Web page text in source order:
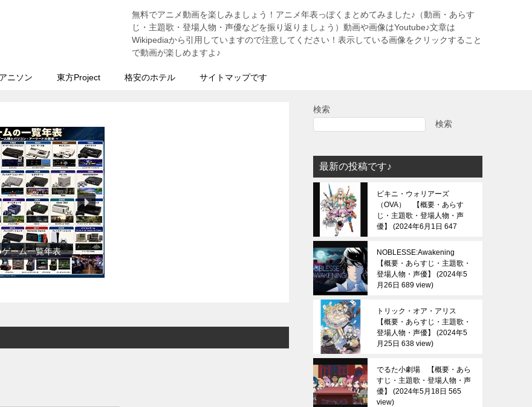
無料でアニメ動画を楽しみましょう！アニメ年表っぽくまとめてみました♪（動画・あらす
じ・主題歌・登場人物・声優などを振り返りましょう）動画や画像はYoutube♪文章は
Wikipediaから引用していますので注意してください！表示している画像をクリックすること
で動画が楽しめますよ♪
アニソン 東方Project 格安のホテル サイトマップです
ゲーム一覧年表
検索
検索
最新の投稿です♪
ビキニ・ウォリアーズ
（OVA） 【概要・あらす
じ・主題歌・登場人物・声
優】
2024年6月1日 647
NOBLESSE:Awakening
【概要・あらすじ・主題歌・
登場人物・声優】
2024年5
月26日 689 view
トリック・オア・アリス
【概要・あらすじ・主題歌・
登場人物・声優】
2024年5
月25日 638 view
でるた小劇場 【概要・あら
すじ・主題歌・登場人物・声
優】
2024年5月18日 565
view